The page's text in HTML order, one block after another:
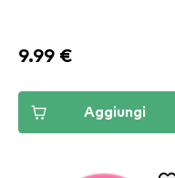
9.99 €
Aggiungi